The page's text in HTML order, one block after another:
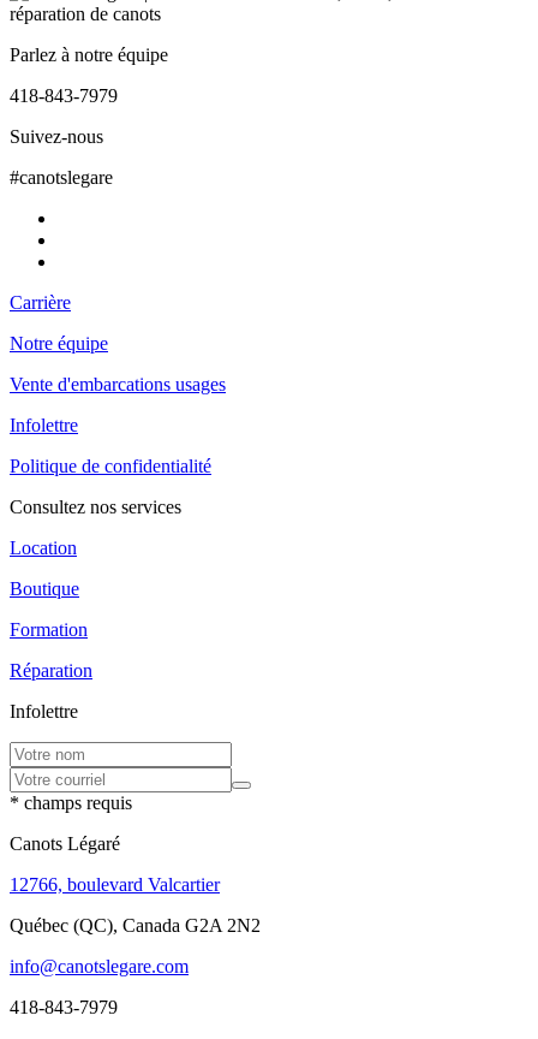
Parlez à notre équipe
418-843-7979
Suivez-nous
#canotslegare
Carrière
Notre équipe
Vente d'embarcations usages
Infolettre
Politique de confidentialité
Consultez nos services
Location
Boutique
Formation
Réparation
Infolettre
* champs requis
Canots Légaré
12766, boulevard Valcartier
Québec (QC), Canada G2A 2N2
info@canotslegare.com
418-843-7979